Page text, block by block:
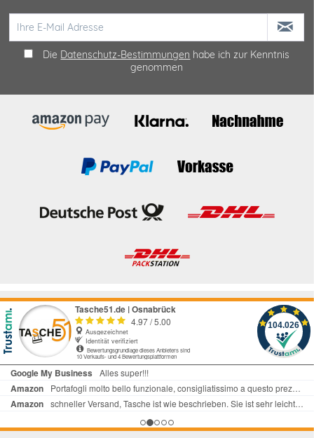
Die Datenschutz-Bestimmungen habe ich zur Kenntnis
genommen